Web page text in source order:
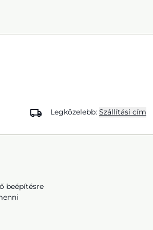
Legközelebb: Szállítási cím
beépítésre